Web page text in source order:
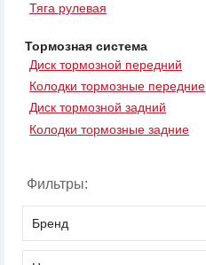
Тяга рулевая
Тормозная система
Диск тормозной передний
Колодки тормозные передние
Диск тормозной задний
Колодки тормозные задние
Фильтры:
Бренд